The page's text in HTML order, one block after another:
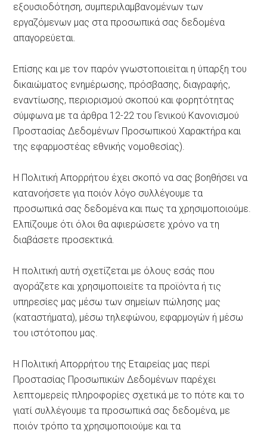
εξουσιοδότηση, συμπεριλαμβανομένων των
εργαζόμενων μας στα προσωπικά σας δεδομένα
απαγορεύεται.
Επίσης και με τον παρόν γνωστοποιείται η ύπαρξη του
δικαιώματος ενημέρωσης, πρόσβασης, διαγραφής,
εναντίωσης, περιορισμού σκοπού και φορητότητας
σύμφωνα με τα άρθρα 12-22 του Γενικού Κανονισμού
Προστασίας Δεδομένων Προσωπικού Χαρακτήρα και
της εφαρμοστέας εθνικής νομοθεσίας).
Η Πολιτική Απορρήτου έχει σκοπό να σας βοηθήσει να
κατανοήσετε για ποιόν λόγο συλλέγουμε τα
προσωπικά σας δεδομένα και πως τα χρησιμοποιούμε.
Ελπίζουμε ότι όλοι θα αφιερώσετε χρόνο να τη
διαβάσετε προσεκτικά.
Η πολιτική αυτή σχετίζεται με όλους εσάς που
αγοράζετε και χρησιμοποιείτε τα προϊόντα ή τις
υπηρεσίες μας μέσω των σημείων πώλησης μας
(καταστήματα), μέσω τηλεφώνου, εφαρμογών ή μέσω
του ιστότοπου μας.
Η Πολιτική Απορρήτου της Εταιρείας μας περί
Προστασίας Προσωπικών Δεδομένων παρέχει
λεπτομερείς πληροφορίες σχετικά με το πότε και το
γιατί συλλέγουμε τα προσωπικά σας δεδομένα, με
ποιόν τρόπο τα χρησιμοποιούμε και τα